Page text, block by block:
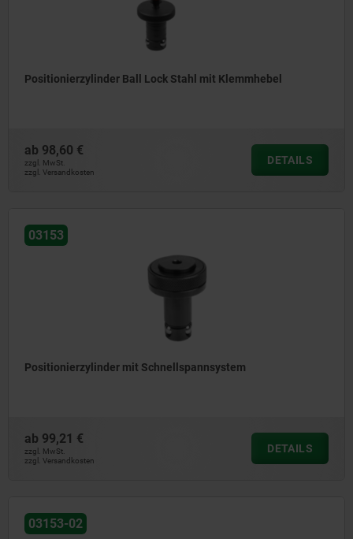
Positionierzylinder Ball Lock Stahl mit Klemmhebel
ab 98,60 €
zzgl. MwSt.
zzgl. Versandkosten
DETAILS
03153
Positionierzylinder mit Schnellspannsystem
ab 99,21 €
zzgl. MwSt.
zzgl. Versandkosten
DETAILS
03153-02